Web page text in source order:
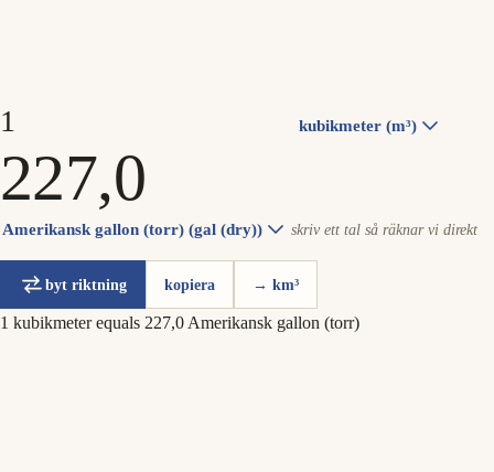
kubikmeter (m³)
Amerikansk gallon (torr) (gal (dry)) skriv ett tal så räknar vi direkt
byt riktning kopiera → km³
1 kubikmeter equals 227,0 Amerikansk gallon (torr)